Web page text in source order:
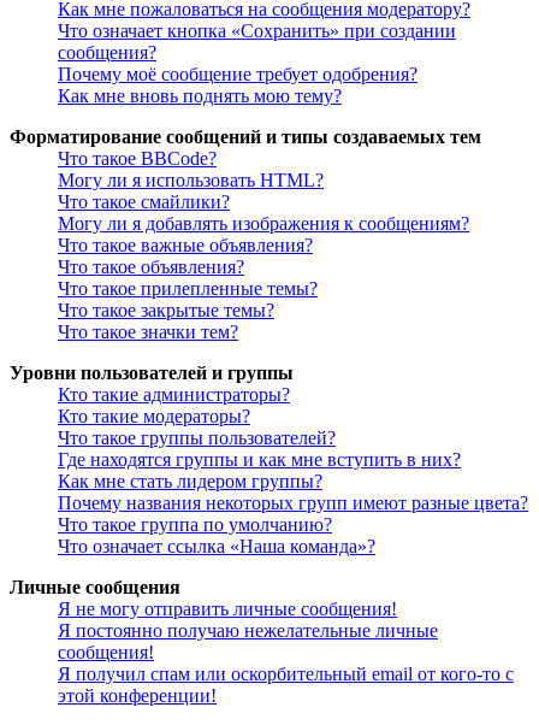
Как мне пожаловаться на сообщения модератору?
Что означает кнопка «Сохранить» при создании
сообщения?
Почему моё сообщение требует одобрения?
Как мне вновь поднять мою тему?
Форматирование сообщений и типы создаваемых тем
Что такое BBCode?
Могу ли я использовать HTML?
Что такое смайлики?
Могу ли я добавлять изображения к сообщениям?
Что такое важные объявления?
Что такое объявления?
Что такое прилепленные темы?
Что такое закрытые темы?
Что такое значки тем?
Уровни пользователей и группы
Кто такие администраторы?
Кто такие модераторы?
Что такое группы пользователей?
Где находятся группы и как мне вступить в них?
Как мне стать лидером группы?
Почему названия некоторых групп имеют разные цвета?
Что такое группа по умолчанию?
Что означает ссылка «Наша команда»?
Личные сообщения
Я не могу отправить личные сообщения!
Я постоянно получаю нежелательные личные
сообщения!
Я получил спам или оскорбительный email от кого-то с
этой конференции!